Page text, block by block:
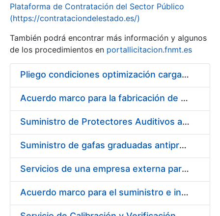
Show/Hide
Plataforma de Contratación del Sector Público
(https://contrataciondelestado.es/)
También podrá encontrar más información y algunos
de los procedimientos en portallicitacion.fnmt.es
Pliego condiciones optimización cargas compras firmado
Acuerdo marco para la fabricación de piezas
Suministro de Protectores Auditivos a medida para las personas trabajadoras de los Centros de Trabajo de Madrid y Burgos
Suministro de gafas graduadas antiproyecciones para los trabajadores de la FNMT-RCM en los centros de trabajo de Madrid y Burgos
Servicios de una empresa externa para el asesoramiento y resolución de los recursos de alzada que se presentan relacionados con procesos de selección para la FNMT-RCM
Acuerdo marco para el suministro e instalación de persianas, estores y otros complementos